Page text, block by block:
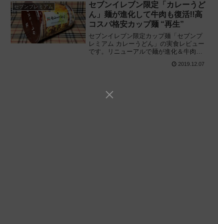
セブンプレミアム
セブンイレブン限定「カレーうど
ん」麺が進化して牛肉も復活!!高
コスパ格安カップ麺 “再生”
セブンイレブン限定カップ麺「セブンプ
レミアム カレーうどん」の実食レビュー
です。リニューアルで麺が進化＆牛肉も
格安カレーうどん縦型、2019年11月発売
2019.12.07